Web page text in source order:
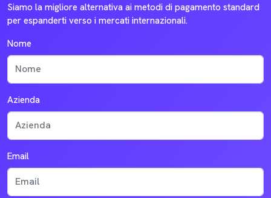
Siamo la migliore alternativa ai metodi di pagamento standard
per espanderti verso i mercati internazionali.
Nome
Azienda
Email